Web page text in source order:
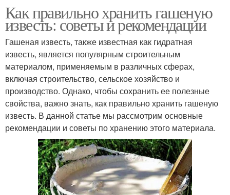
Как правильно хранить гашеную
известь: советы и рекомендации
Гашеная известь, также известная как гидратная
известь, является популярным строительным
материалом, применяемым в различных сферах,
включая строительство, сельское хозяйство и
производство. Однако, чтобы сохранить ее полезные
свойства, важно знать, как правильно хранить гашеную
известь. В данной статье мы рассмотрим основные
рекомендации и советы по хранению этого материала.